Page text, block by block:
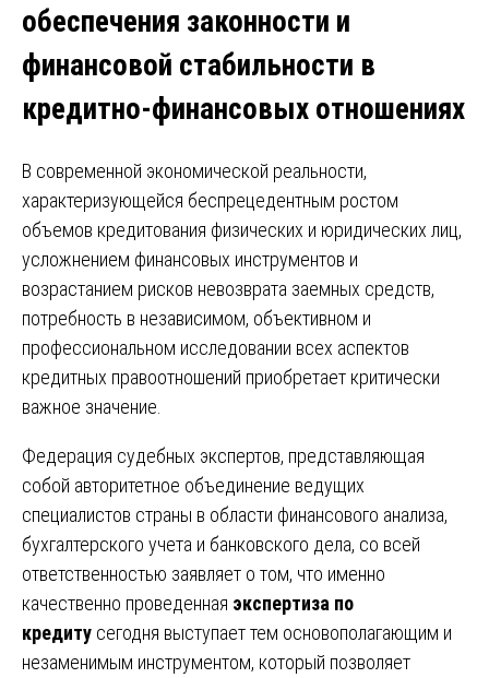
обеспечения законности и
финансовой стабильности в
кредитно-финансовых отношениях
В современной экономической реальности,
характеризующейся беспрецедентным ростом
объемов кредитования физических и юридических лиц,
усложнением финансовых инструментов и
возрастанием рисков невозврата заемных средств,
потребность в независимом, объективном и
профессиональном исследовании всех аспектов
кредитных правоотношений приобретает критически
важное значение.
Федерация судебных экспертов, представляющая
собой авторитетное объединение ведущих
специалистов страны в области финансового анализа,
бухгалтерского учета и банковского дела, со всей
ответственностью заявляет о том, что именно
качественно проведенная экспертиза по
кредиту сегодня выступает тем основополагающим и
незаменимым инструментом, который позволяет